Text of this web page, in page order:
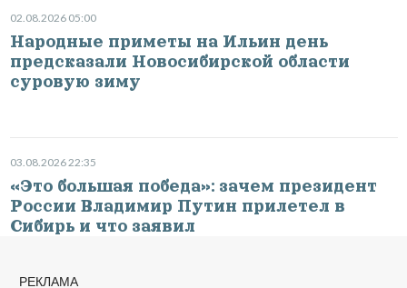
02.08.2026 05:00
Народные приметы на Ильин день
предсказали Новосибирской области
суровую зиму
03.08.2026 22:35
«Это большая победа»: зачем президент
России Владимир Путин прилетел в
Сибирь и что заявил
РЕКЛАМА